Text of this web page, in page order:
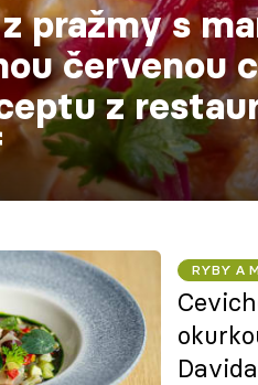
pražmy s
červenou
z
RYBY A